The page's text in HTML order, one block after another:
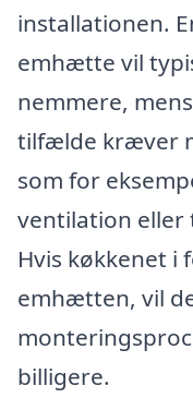
installationen.
emhætte vil
nemmere,
tilfælde kræver
som for
ventilation
Hvis køkkenet i
emhætten, vil
billigere.